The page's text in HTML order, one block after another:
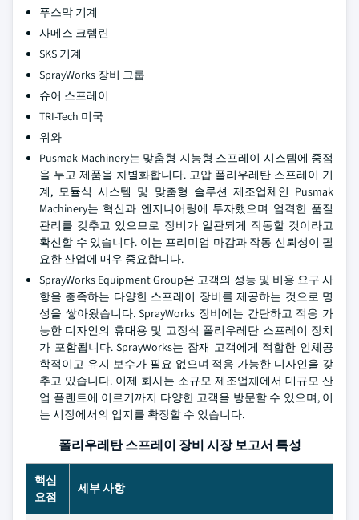
푸스막 기계
사메스 크렘린
SKS 기계
SprayWorks 장비 그룹
슈어 스프레이
TRI-Tech 미국
위와
Pusmak Machinery는 맞춤형 지능형 스프레이 시스템에 중점
을 두고 제품을 차별화합니다. 고압 폴리우레탄 스프레이 기
계, 모듈식 시스템 및 맞춤형 솔루션 제조업체인 Pusmak
Machinery는 혁신과 엔지니어링에 투자했으며 엄격한 품질
관리를 갖추고 있으므로 장비가 일관되게 작동할 것이라고
확신할 수 있습니다. 이는 프리미엄 마감과 작동 신뢰성이 필
요한 산업에 매우 중요합니다.
SprayWorks Equipment Group은 고객의 성능 및 비용 요구 사
항을 충족하는 다양한 스프레이 장비를 제공하는 것으로 명
성을 쌓아왔습니다. SprayWorks 장비에는 간단하고 적응 가
능한 디자인의 휴대용 및 고정식 폴리우레탄 스프레이 장치
가 포함됩니다. SprayWorks는 잠재 고객에게 적합한 인체공
학적이고 유지 보수가 필요 없으며 적응 가능한 디자인을 갖
추고 있습니다. 이제 회사는 소규모 제조업체에서 대규모 산
업 플랜트에 이르기까지 다양한 고객을 방문할 수 있으며, 이
는 시장에서의 입지를 확장할 수 있습니다.
폴리우레탄 스프레이 장비 시장 보고서 특성
핵심
요점
세부 사항